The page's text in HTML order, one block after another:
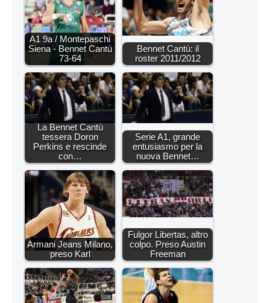
A1 9a / Montepaschi
Siena - Bennet Cantù
73-64
Bennet Cantù: il
roster 2011/2012
La Bennet Cantù
tessera Doron
Perkins e rescinde
con…
Serie A1, grande
entusiasmo per la
nuova Bennet…
Armani Jeans Milano,
preso Karl
Fulgor Libertas, altro
colpo. Preso Austin
Freeman